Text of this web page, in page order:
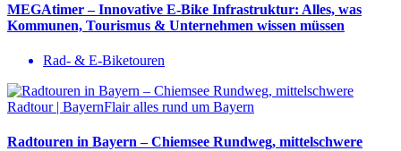
MEGAtimer – Innovative E-Bike Infrastruktur: Alles, was
Kommunen, Tourismus & Unternehmen wissen müssen
Rad- & E-Biketouren
Radtouren in Bayern – Chiemsee Rundweg, mittelschwere